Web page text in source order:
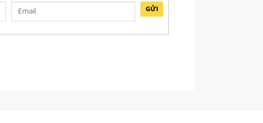
GỬI